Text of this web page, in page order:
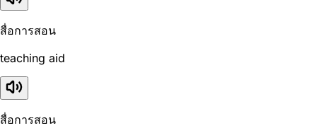
สื่อการสอน
teaching aid
สื่อการสอน